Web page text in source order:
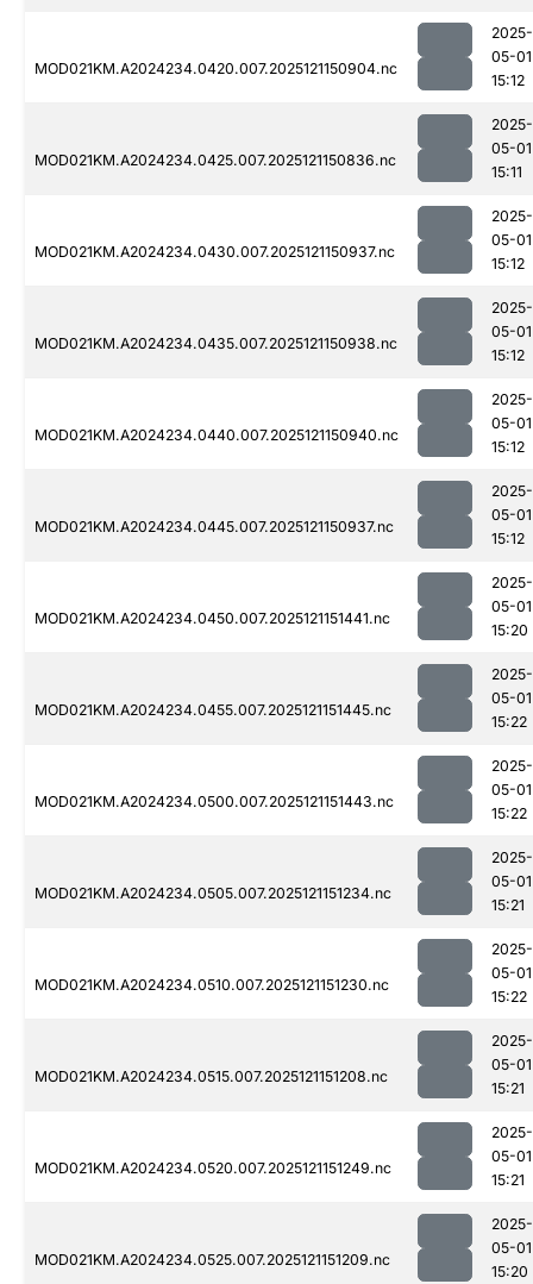
MOD021KM.A2024234.0420.007.2025121150904.nc
2025-
05-01
15:12
MOD021KM.A2024234.0425.007.2025121150836.nc
2025-
05-01
15:11
MOD021KM.A2024234.0430.007.2025121150937.nc
2025-
05-01
15:12
MOD021KM.A2024234.0435.007.2025121150938.nc
2025-
05-01
15:12
MOD021KM.A2024234.0440.007.2025121150940.nc
2025-
05-01
15:12
MOD021KM.A2024234.0445.007.2025121150937.nc
2025-
05-01
15:12
MOD021KM.A2024234.0450.007.2025121151441.nc
2025-
05-01
15:20
MOD021KM.A2024234.0455.007.2025121151445.nc
2025-
05-01
15:22
MOD021KM.A2024234.0500.007.2025121151443.nc
2025-
05-01
15:22
MOD021KM.A2024234.0505.007.2025121151234.nc
2025-
05-01
15:21
MOD021KM.A2024234.0510.007.2025121151230.nc
2025-
05-01
15:22
MOD021KM.A2024234.0515.007.2025121151208.nc
2025-
05-01
15:21
MOD021KM.A2024234.0520.007.2025121151249.nc
2025-
05-01
15:21
MOD021KM.A2024234.0525.007.2025121151209.nc
2025-
05-01
15:20